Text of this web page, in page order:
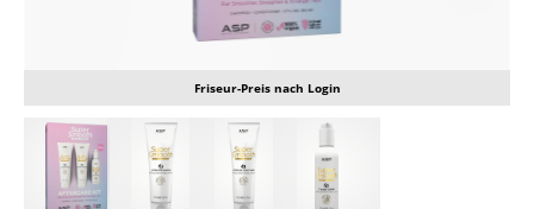
Friseur-Preis nach Login